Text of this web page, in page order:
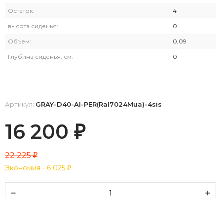
Остаток: 4
высота сиденья: 0
Объем: 0,09
Глубина сиденья, см: 0
Артикул: GRAY-D40-Al-PER(Ral7024Mua)-4sis
16 200 ₽
22 225₽
Экономия - 6 025 ₽